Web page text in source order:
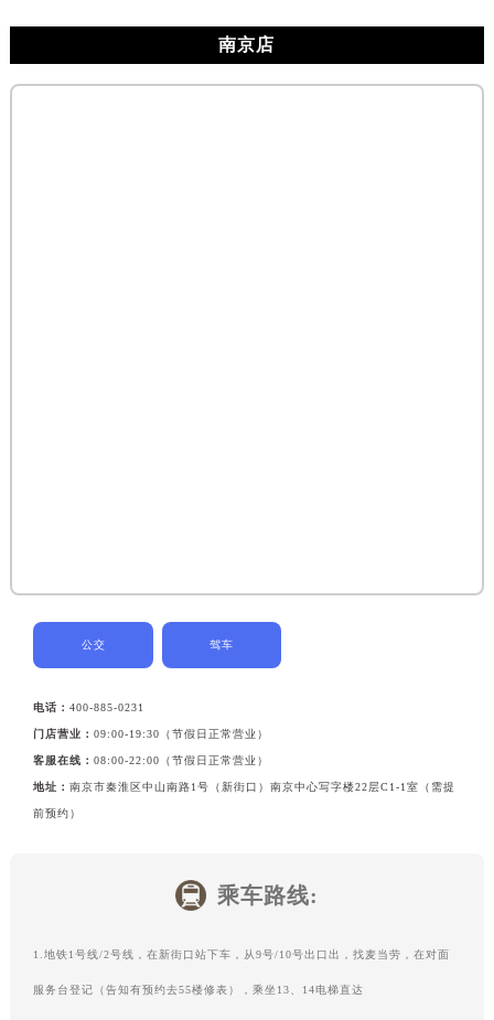
南京店
公交 驾车
电话：400-885-0231
门店营业：09:00-19:30（节假日正常营业）
客服在线：08:00-22:00（节假日正常营业）
地址：南京市秦淮区中山南路1号（新街口）南京中心写字楼22层C1-1室（需提
前预约）
乘车路线:
1.地铁1号线/2号线，在新街口站下车，从9号/10号出口出，找麦当劳，在对面
服务台登记（告知有预约去55楼修表），乘坐13、14电梯直达